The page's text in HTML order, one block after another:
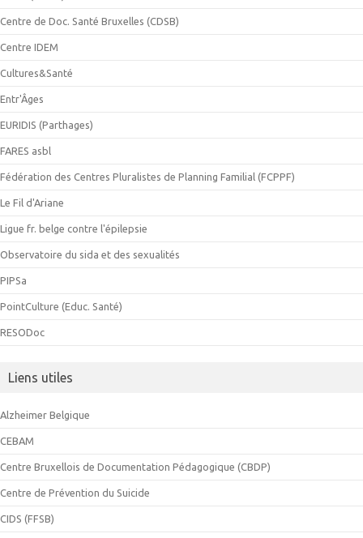
Centre de Doc. Santé Bruxelles (CDSB)
Centre IDEM
Cultures&Santé
Entr'Âges
EURIDIS (Parthages)
FARES asbl
Fédération des Centres Pluralistes de Planning Familial (FCPPF)
Le Fil d'Ariane
Ligue fr. belge contre l'épilepsie
Observatoire du sida et des sexualités
PIPSa
PointCulture (Educ. Santé)
RESODoc
Liens utiles
Alzheimer Belgique
CEBAM
Centre Bruxellois de Documentation Pédagogique (CBDP)
Centre de Prévention du Suicide
CIDS (FFSB)